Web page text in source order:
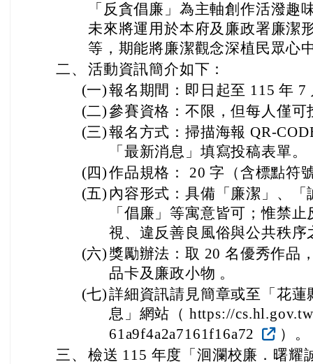
「反貪倡廉」為主軸創作活潑趣
未來將運用於本府及廉政署廉潔
等，期能將廉潔觀念深植民眾心
二、 活動資訊簡介如下：
(一)報名期間：即日起至 115 年 7
(二)參賽資格：不限，但每人僅可
(三)報名方式：掃描海報 QR-
「最新消息」填寫投稿表單。
(四)作品規格： 20 字（含標點符
(五) 內容形式：具備「廉潔」、
「倡廉」等寓意皆可；惟禁
視、違反善良風俗與公共秩序
(六) 獎勵辦法：取 20 名優秀作品
品卡及廉政小物 。
(七)詳細資訊請見簡章或至「花
息」網站（ https://
61a9f4a2a7161f16a72
）。
三、 檢送 115 年度「洄瀾校廉．曙耀